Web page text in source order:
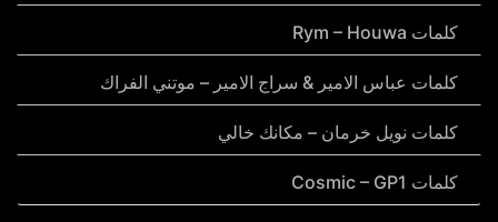
كلمات Rym – Houwa
كلمات عباس الامير & سراج الامير – موتني الفراك
كلمات نويل خرمان – مكانك خالي
كلمات Cosmic – GP1